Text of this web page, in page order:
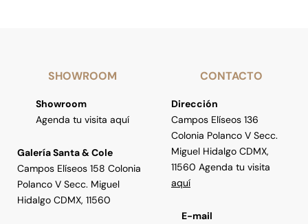
SHOWROOM
Showroom
Agenda tu visita aquí
Galería Santa & Cole
Campos Elíseos 158 Colonia
Polanco V Secc. Miguel
Hidalgo CDMX, 11560
CONTACTO
Dirección
Campos Elíseos 136
Colonia Polanco V Secc.
Miguel Hidalgo CDMX,
11560 Agenda tu visita
aquí
E-mail